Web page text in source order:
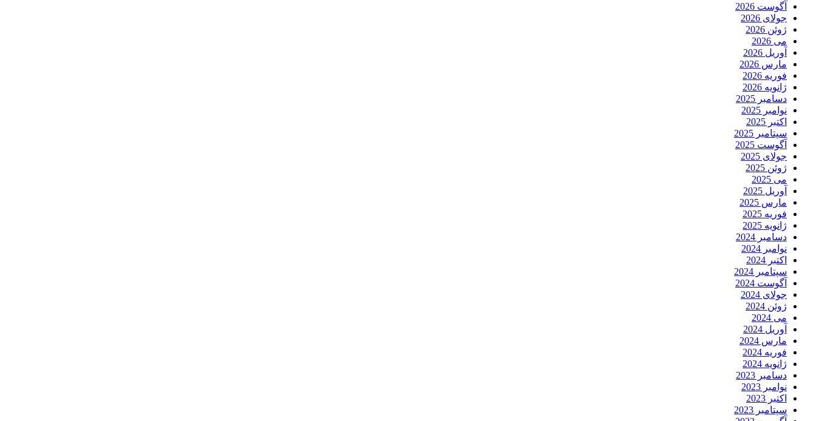
آگوست 2026
جولای 2026
ژوئن 2026
می 2026
آوریل 2026
مارس 2026
فوریه 2026
ژانویه 2026
دسامبر 2025
نوامبر 2025
اکتبر 2025
سپتامبر 2025
آگوست 2025
جولای 2025
ژوئن 2025
می 2025
آوریل 2025
مارس 2025
فوریه 2025
ژانویه 2025
دسامبر 2024
نوامبر 2024
اکتبر 2024
سپتامبر 2024
آگوست 2024
جولای 2024
ژوئن 2024
می 2024
آوریل 2024
مارس 2024
فوریه 2024
ژانویه 2024
دسامبر 2023
نوامبر 2023
اکتبر 2023
سپتامبر 2023